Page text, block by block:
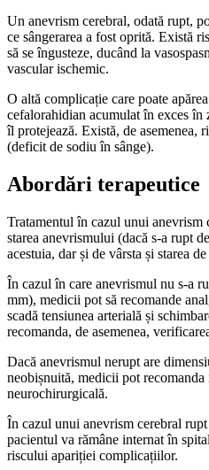
Un anevrism cerebral, odată rupt,
ce sângerarea a fost oprită. Există
să se îngusteze, ducând la
vascular ischemic.
O altă complicație care poate
cefalorahidian acumulat în exces în
îl protejează. Există, de asemenea,
(deficit de sodiu în sânge).
Abordări terapeutice
Tratamentul în cazul unui anevrism
starea anevrismului (dacă s-a rupt
acestuia, dar și de vârsta și starea
În cazul în care anevrismul nu s-a
mm), medicii pot să recomande
scadă tensiunea arterială și
recomanda, de asemenea,
Dacă anevrismul nerupt are
neobișnuită, medicii pot
neurochirurgicală.
În cazul unui anevrism cerebral
pacientul va rămâne internat în
riscului apariției complicațiilor.